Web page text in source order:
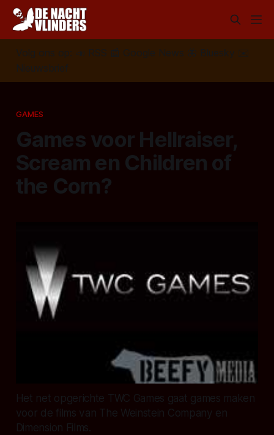
Volg ons op: 📣 RSS 📰 Google News 🦋 Bluesky
✉️
Nieuwsbrief
GAMES
Games voor Hellraiser,
Scream en Children of
the Corn?
Het net opgerichte TWC Games gaat games maken
voor de films van The Weinstein Company en
Dimension Films.